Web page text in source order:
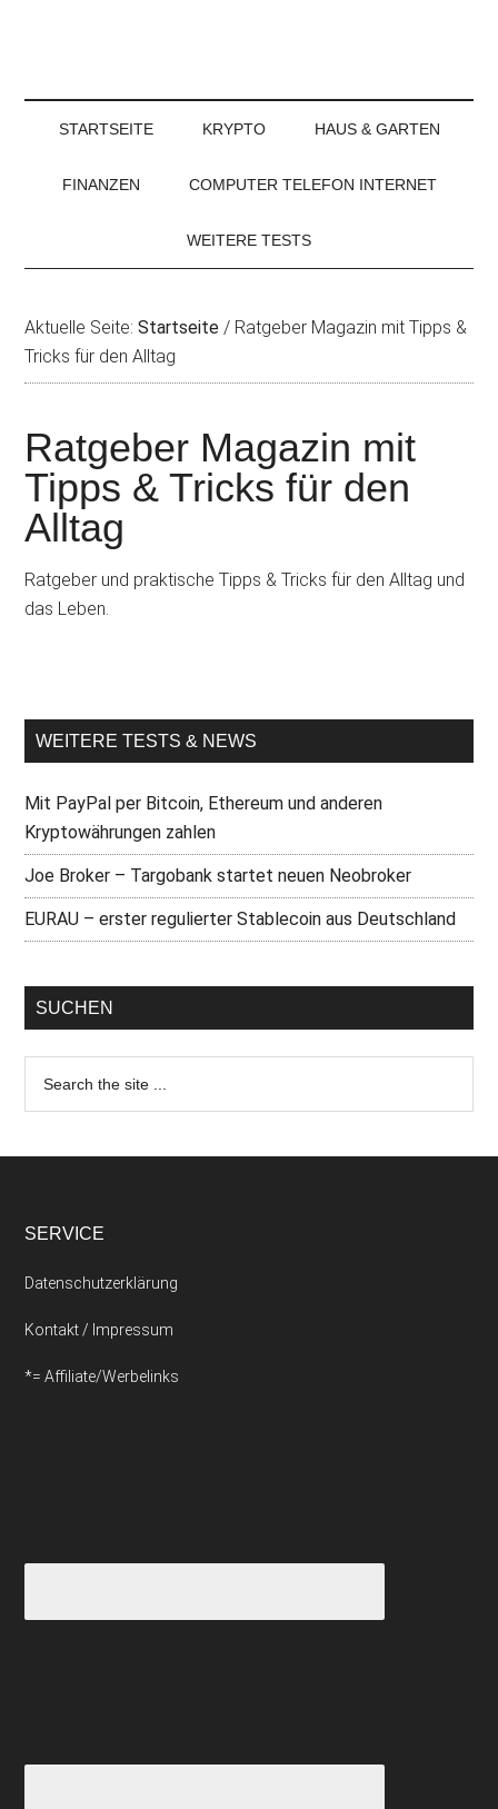
STARTSEITE KRYPTO HAUS & GARTEN
FINANZEN COMPUTER TELEFON INTERNET
WEITERE TESTS
Aktuelle Seite:Startseite / Ratgeber Magazin mit Tipps &
Tricks für den Alltag
Ratgeber Magazin mit
Tipps & Tricks für den
Alltag
Ratgeber und praktische Tipps & Tricks für den Alltag und
das Leben.
WEITERE TESTS & NEWS
Mit PayPal per Bitcoin, Ethereum und anderen
Kryptowährungen zahlen
Joe Broker – Targobank startet neuen Neobroker
EURAU – erster regulierter Stablecoin aus Deutschland
SUCHEN
SERVICE
Datenschutzerklärung
Kontakt / Impressum
*= Affiliate/Werbelinks